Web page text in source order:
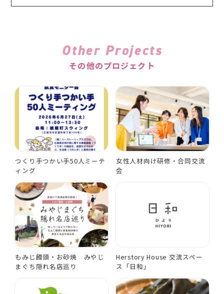
Other Projects
その他のプロジェクト
つくり手つかい手50人ミーテ
ィング
女性人材向け研修・合同交流
会
もみじ饅頭・お砂焼 みやじ
まぐち隠れ名店巡り
Herstory House 交流スペー
ス「日和」